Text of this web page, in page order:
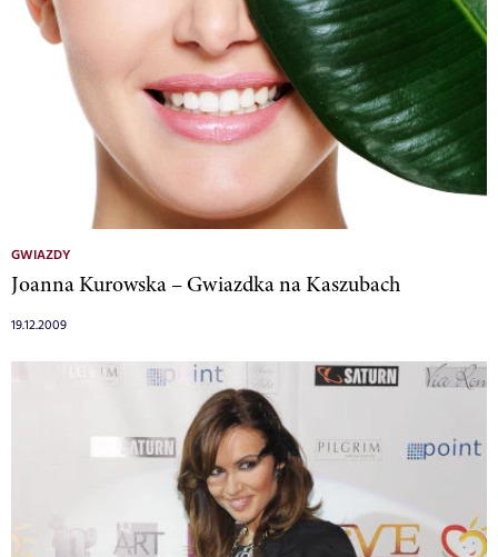
GWIAZDY
Joanna Kurowska – Gwiazdka na Kaszubach
19.12.2009